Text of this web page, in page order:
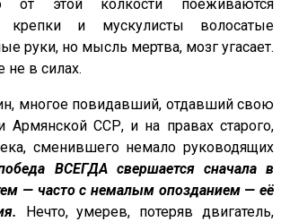
от этой колкости поёживаются
и мускулисты волосатые
руки, но мысль мертва, мозг угасает.
в силах.
многое повидавший, отдавший свою
Армянской ССР, и на правах старого,
сменившего немало руководящих
ВСЕГДА свершается сначала в
— часто с немалым опозданием — её
Нечто, умерев, потеряв двигатель,